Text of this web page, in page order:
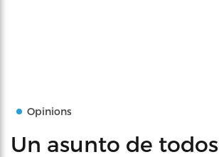
Opinions
Un asunto de todos